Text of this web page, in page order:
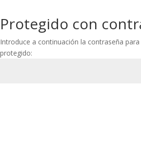
Protegido con
Introduce a continuación la contraseña
protegido: